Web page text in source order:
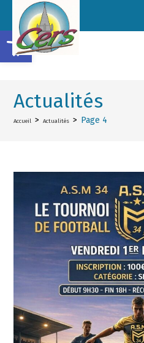
Actualités
Accueil > Actualités > Page 4
Ouvrir la barre